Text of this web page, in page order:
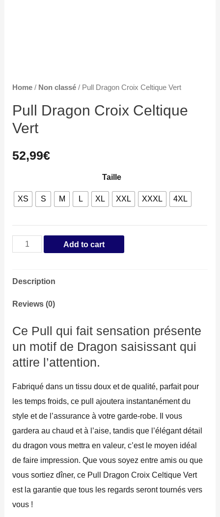
Home / Non classé / Pull Dragon Croix Celtique Vert
Pull Dragon Croix Celtique
Vert
52,99€
Taille
XS S M L XL XXL XXXL 4XL
Pull
Celtique
Vert
Add to cart
Description
Reviews (0)
Ce Pull qui fait sensation présente
un motif de Dragon saisissant qui
attire l’attention.
Fabriqué dans un tissu doux et de qualité, parfait pour
les temps froids, ce pull ajoutera instantanément du
style et de l’assurance à votre garde-robe. Il vous
gardera au chaud et à l’aise, tandis que l’élégant détail
du dragon vous mettra en valeur, c’est le moyen idéal
de faire impression. Que vous soyez entre amis ou que
vous sortiez dîner, ce Pull Dragon Croix Celtique Vert
est la garantie que tous les regards seront tournés vers
vous !